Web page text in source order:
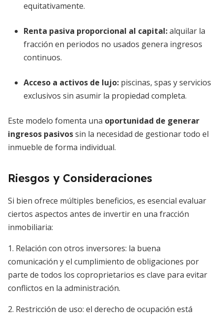
equitativamente.
Renta pasiva proporcional al capital:alquilar la
fracción en periodos no usados genera ingresos
continuos.
Acceso a activos de lujo: piscinas, spas y servicios
exclusivos sin asumir la propiedad completa.
Este modelo fomenta una oportunidad de generar
ingresos pasivossin la necesidad de gestionar todo el
inmueble de forma individual.
Riesgos y Consideraciones
Si bien ofrece múltiples beneficios, es esencial evaluar
ciertos aspectos antes de invertir en una fracción
inmobiliaria:
1. Relación con otros inversores: la buena
comunicación y el cumplimiento de obligaciones por
parte de todos los coproprietarios es clave para evitar
conflictos en la administración.
2. Restricción de uso: el derecho de ocupación está